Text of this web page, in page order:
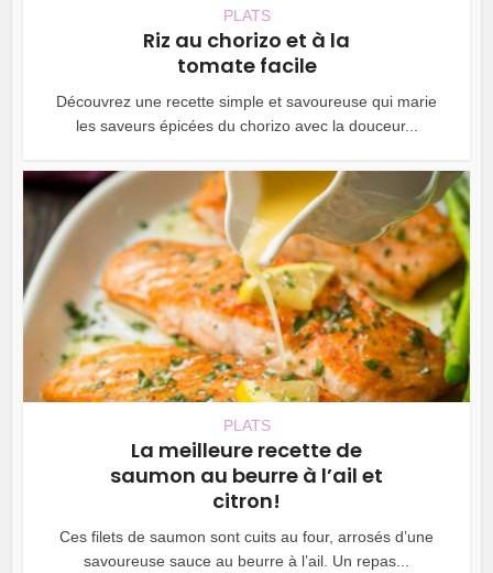
PLATS
Riz au chorizo et à la
tomate facile
Découvrez une recette simple et savoureuse qui marie
les saveurs épicées du chorizo avec la douceur...
PLATS
La meilleure recette de
saumon au beurre à l’ail et
citron!
Ces filets de saumon sont cuits au four, arrosés d’une
savoureuse sauce au beurre à l’ail. Un repas...